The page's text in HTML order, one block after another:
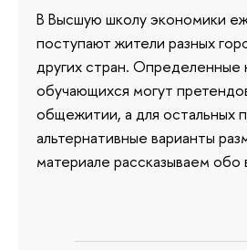
В Высшую школу экономики
поступают жители разных
других стран. Определенные
обучающихся могут
общежитии, а для остальных
альтернативные варианты
материале рассказываем